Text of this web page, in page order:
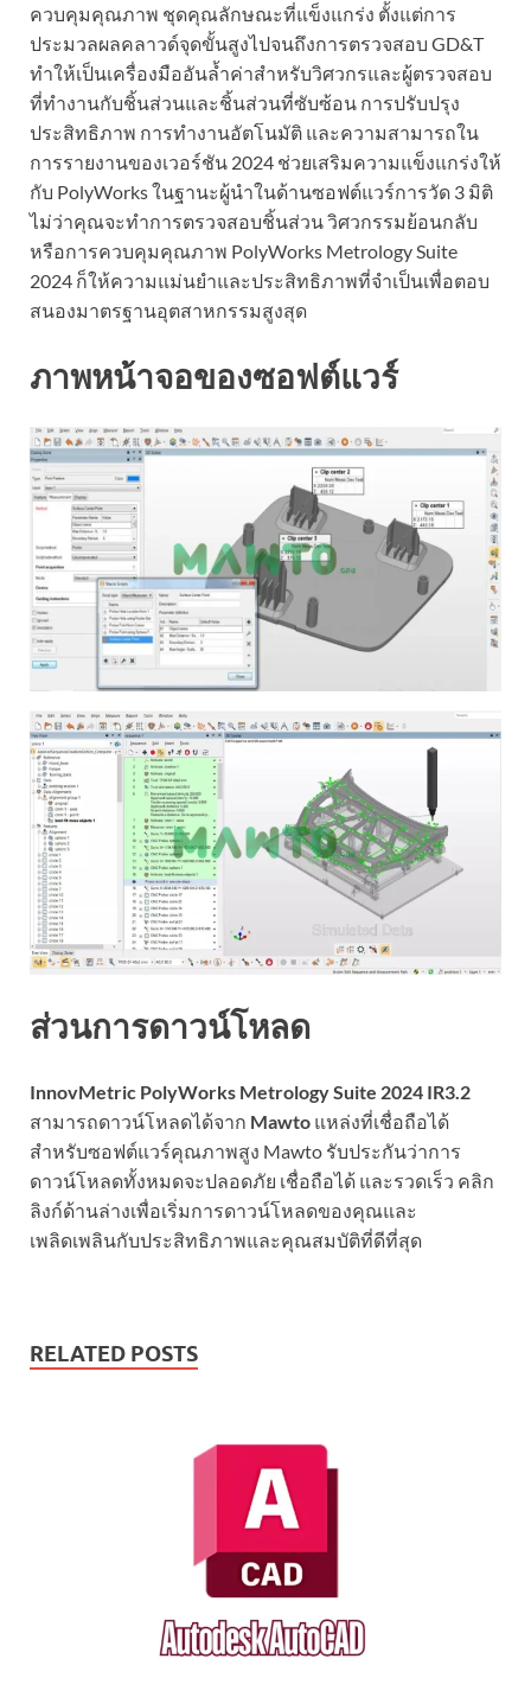
ควบคุมคุณภาพ ชุดคุณลักษณะที่แข็งแกร่ง ตั้งแต่การ
ประมวลผลคลาวด์จุดขั้นสูงไปจนถึงการตรวจสอบ GD&T
ทำให้เป็นเครื่องมืออันล้ำค่าสำหรับวิศวกรและผู้ตรวจสอบ
ที่ทำงานกับชิ้นส่วนและชิ้นส่วนที่ซับซ้อน การปรับปรุง
ประสิทธิภาพ การทำงานอัตโนมัติ และความสามารถใน
การรายงานของเวอร์ชัน 2024 ช่วยเสริมความแข็งแกร่งให้
กับ PolyWorks ในฐานะผู้นำในด้านซอฟต์แวร์การวัด 3 มิติ
ไม่ว่าคุณจะทำการตรวจสอบชิ้นส่วน วิศวกรรมย้อนกลับ
หรือการควบคุมคุณภาพ PolyWorks Metrology Suite
2024 ก็ให้ความแม่นยำและประสิทธิภาพที่จำเป็นเพื่อตอบ
สนองมาตรฐานอุตสาหกรรมสูงสุด
ภาพหน้าจอของซอฟต์แวร์
ส่วนการดาวน์โหลด
InnovMetric PolyWorks Metrology Suite 2024 IR3.2
สามารถดาวน์โหลดได้จาก Mawto แหล่งที่เชื่อถือได้
สำหรับซอฟต์แวร์คุณภาพสูง Mawto รับประกันว่าการ
ดาวน์โหลดทั้งหมดจะปลอดภัย เชื่อถือได้ และรวดเร็ว คลิก
ลิงก์ด้านล่างเพื่อเริ่มการดาวน์โหลดของคุณและ
เพลิดเพลินกับประสิทธิภาพและคุณสมบัติที่ดีที่สุด
RELATED POSTS